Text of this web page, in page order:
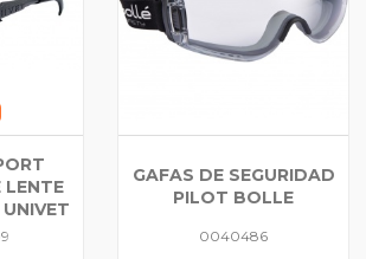
LENTE
UNIVET
GAFAS DE SEGURIDAD
PILOT BOLLE
0040486